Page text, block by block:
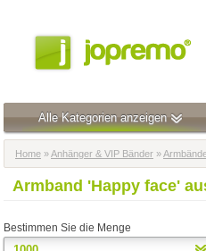
Alle Kategorien anzeigen
Home »Anhänger & VIP Bänder »
Armband 'Happy face'
Bestimmen Sie die Menge